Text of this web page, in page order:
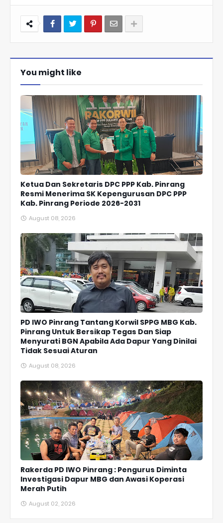
You might like
Ketua Dan Sekretaris DPC PPP Kab. Pinrang
Resmi Menerima SK Kepengurusan DPC PPP
Kab. Pinrang Periode 2026-2031
August 08, 2026
PD IWO Pinrang Tantang Korwil SPPG MBG Kab.
Pinrang Untuk Bersikap Tegas Dan Siap
Menyurati BGN Apabila Ada Dapur Yang Dinilai
Tidak Sesuai Aturan
August 08, 2026
Rakerda PD IWO Pinrang : Pengurus Diminta
Investigasi Dapur MBG dan Awasi Koperasi
Merah Putih
August 02, 2026